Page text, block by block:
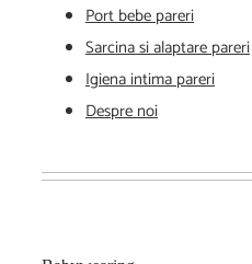
Port bebe pareri
Sarcina si alaptare pareri
Igiena intima pareri
Despre noi